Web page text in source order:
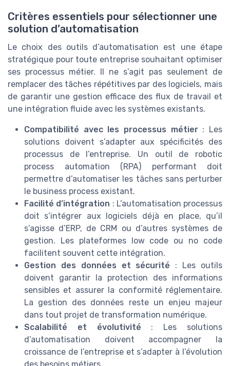
Critères essentiels pour sélectionner une
solution d’automatisation
Le choix des outils d’automatisation est une étape
stratégique pour toute entreprise souhaitant optimiser
ses processus métier. Il ne s’agit pas seulement de
remplacer des tâches répétitives par des logiciels, mais
de garantir une gestion efficace des flux de travail et
une intégration fluide avec les systèmes existants.
Compatibilité avec les processus métier: Les
solutions doivent s’adapter aux spécificités des
processus de l’entreprise. Un outil de robotic
process automation (RPA) performant doit
permettre d’automatiser les tâches sans perturber
le business process existant.
Facilité d’intégration : L’automatisation processus
doit s’intégrer aux logiciels déjà en place, qu’il
s’agisse d’ERP, de CRM ou d’autres systèmes de
gestion. Les plateformes low code ou no code
facilitent souvent cette intégration.
Gestion des données et sécurité : Les outils
doivent garantir la protection des informations
sensibles et assurer la conformité réglementaire.
La gestion des données reste un enjeu majeur
dans tout projet de transformation numérique.
Scalabilité et évolutivité : Les solutions
d’automatisation doivent accompagner la
croissance de l’entreprise et s’adapter à l’évolution